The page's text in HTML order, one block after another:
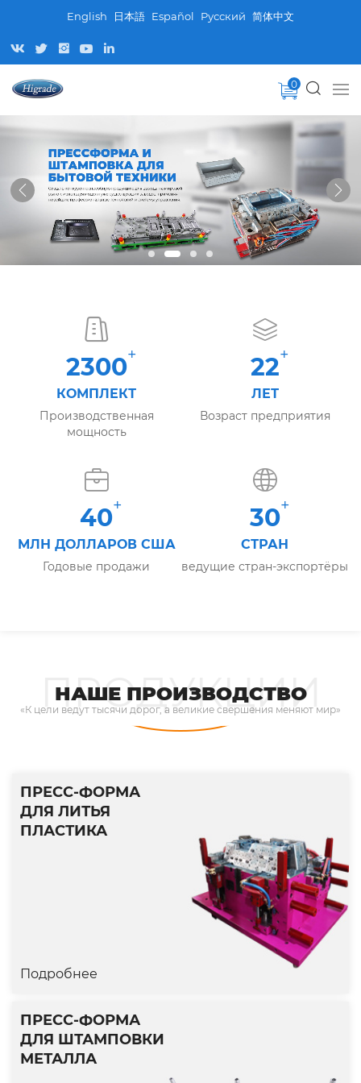
English 日本語 Español Pусский 简体中文
0
2300+
КОМПЛЕКТ
Производственная
мощность
22+
ЛЕТ
Возраст предприятия
40+
МЛН ДОЛЛАРОВ США
Годовые продажи
30+
СТРАН
ведущие стран-экспортёры
ПРОДУКЦИИ
НАШЕ ПРОИЗВОДСТВО
«К цели ведут тысячи дорог, а великие свершения меняют мир»
ПРЕСС-ФОРМА
ДЛЯ ЛИТЬЯ
ПЛАСТИКА
Подробнее
ПРЕСС-ФОРМА ДЛЯ ЛИТЬЯ
ПЛАСТИКА
ПРЕСС-ФОРМА
ДЛЯ ШТАМПОВКИ
МЕТАЛЛА